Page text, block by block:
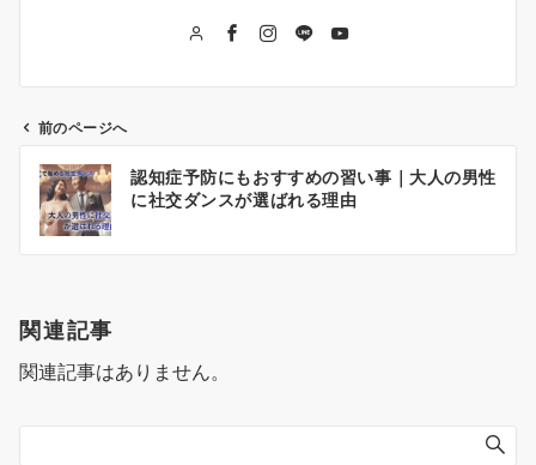
投
稿
ナ
ゲ
ー
前のページへ
認知症予防にもおすすめの習い事｜大人の男性
に社交ダンスが選ばれる理由
関連記事
関連記事はありません。